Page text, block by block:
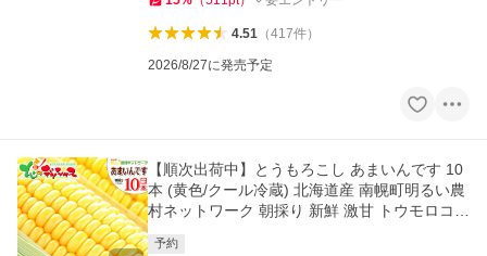
4.51 （417件）
2026/8/27に発売予定
【順次出荷中】とうもろこし あまいんです 10
本 (黄色/クール冷蔵) 北海道産 南幌町明るい農
村ネットワーク 朝採り 新鮮 激甘 トウモロコシ
予約